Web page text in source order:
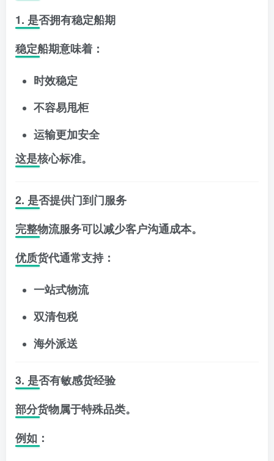
1. 是否拥有稳定船期
稳定船期意味着：
时效稳定
不容易甩柜
运输更加安全
这是核心标准。
2. 是否提供门到门服务
完整物流服务可以减少客户沟通成本。
优质货代通常支持：
一站式物流
双清包税
海外派送
3. 是否有敏感货经验
部分货物属于特殊品类。
例如：